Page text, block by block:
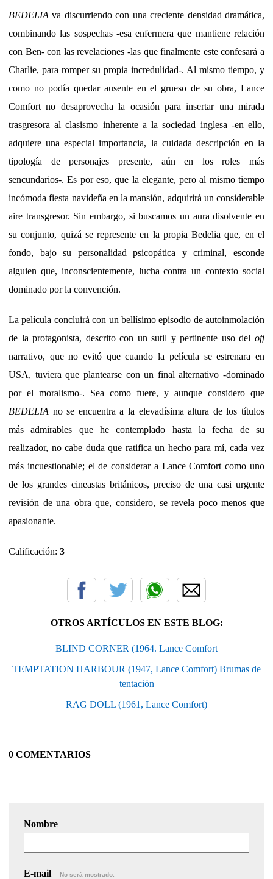
BEDELIA va discurriendo con una creciente densidad dramática,
combinando las sospechas -esa enfermera que mantiene relación
con Ben- con las revelaciones -las que finalmente este confesará a
Charlie, para romper su propia incredulidad-. Al mismo tiempo, y
como no podía quedar ausente en el grueso de su obra, Lance
Comfort no desaprovecha la ocasión para insertar una mirada
trasgresora al clasismo inherente a la sociedad inglesa -en ello,
adquiere una especial importancia, la cuidada descripción en la
tipología de personajes presente, aún en los roles más
sencundarios-. Es por eso, que la elegante, pero al mismo tiempo
incómoda fiesta navideña en la mansión, adquirirá un considerable
aire transgresor. Sin embargo, si buscamos un aura disolvente en
su conjunto, quizá se represente en la propia Bedelia que, en el
fondo, bajo su personalidad psicopática y criminal, esconde
alguien que, inconscientemente, lucha contra un contexto social
dominado por la convención.
La película concluirá con un bellísimo episodio de autoinmolación
de la protagonista, descrito con un sutil y pertinente uso del off
narrativo, que no evitó que cuando la película se estrenara en
USA, tuviera que plantearse con un final alternativo -dominado
por el moralismo-. Sea como fuere, y aunque considero que
BEDELIA no se encuentra a la elevadísima altura de los títulos
más admirables que he contemplado hasta la fecha de su
realizador, no cabe duda que ratifica un hecho para mí, cada vez
más incuestionable; el de considerar a Lance Comfort como uno
de los grandes cineastas británicos, preciso de una casi urgente
revisión de una obra que, considero, se revela poco menos que
apasionante.
Calificación: 3
OTROS ARTÍCULOS EN ESTE BLOG:
BLIND CORNER (1964. Lance Comfort
TEMPTATION HARBOUR (1947, Lance Comfort) Brumas de
tentación
RAG DOLL (1961, Lance Comfort)
0 COMENTARIOS
Nombre
E-mail No será mostrado.